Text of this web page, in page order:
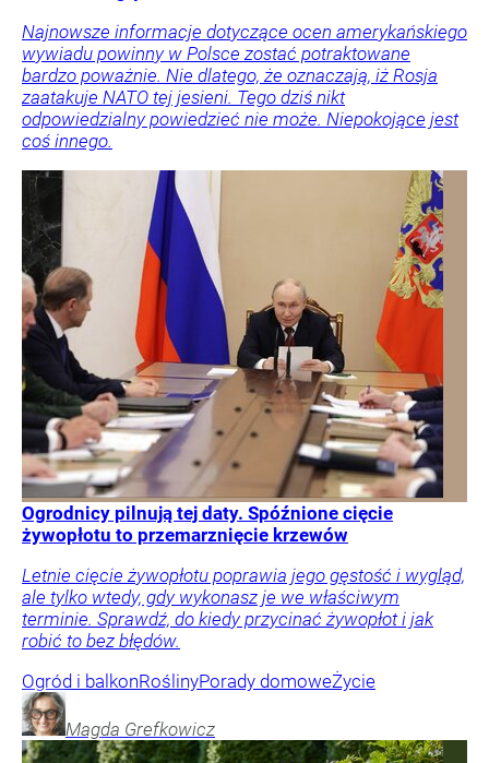
Najnowsze informacje dotyczące ocen amerykańskiego
wywiadu powinny w Polsce zostać potraktowane
bardzo poważnie. Nie dlatego, że oznaczają, iż Rosja
zaatakuje NATO tej jesieni. Tego dziś nikt
odpowiedzialny powiedzieć nie może. Niepokojące jest
coś innego.
Ogrodnicy pilnują tej daty. Spóźnione cięcie
żywopłotu to przemarznięcie krzewów
Letnie cięcie żywopłotu poprawia jego gęstość i wygląd,
ale tylko wtedy, gdy wykonasz je we właściwym
terminie. Sprawdź, do kiedy przycinać żywopłot i jak
robić to bez błędów.
Ogród i balkonRoślinyPorady domoweŻycie
Magda Grefkowicz